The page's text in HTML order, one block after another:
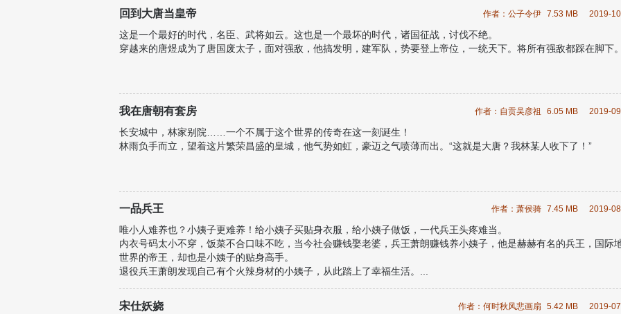
天地良心啊杨广老弟，你们家倒霉我也不想的。
李爱卿，你家李建成和李世民怎么又打起来了？
总而言之一句话：昏君，把天下交出来！
回到大唐当皇帝 作者：公子令伊 7.53 MB 2019-
这是一个最好的时代，名臣、武将如云。这也是一个最坏的时代，诸国征战，讨伐不绝。
穿越来的唐煜成为了唐国废太子，面对强敌，他搞发明，建军队，势要登上帝位，一统天下。将所有强敌都踩在脚下。
我在唐朝有套房 作者：自贡吴彦祖 6.05 MB 2019-
长安城中，林家别院……一个不属于这个世界的传奇在这一刻诞生！
林雨负手而立，望着这片繁荣昌盛的皇城，他气势如虹，豪迈之气喷薄而出。“这就是大唐？我林某人收下了！”
一品兵王 作者：萧侯骑 7.45 MB 2019-
唯小人难养也？小姨子更难养！给小姨子买贴身衣服，给小姨子做饭，一代兵王头疼难当。
内衣号码太小不穿，饭菜不合口味不吃，当今社会赚钱娶老婆，兵王萧朗赚钱养小姨子，他是赫赫有名的兵王，国际
世界的帝王，却也是小姨子的贴身高手。
退役兵王萧朗发现自己有个火辣身材的小姨子，从此踏上了幸福生活。...
宋仕妖娆 作者：何时秋风悲画扇 5.42 MB 2019-